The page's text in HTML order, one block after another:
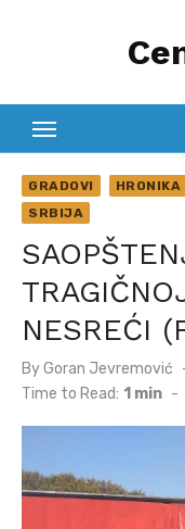
GRADOVI HRONIKA
SRBIJA
NESREĆI
ByGoran Jevremović
Time to Read: 1 min -